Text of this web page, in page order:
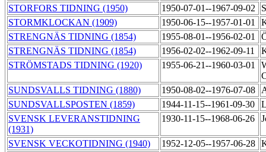
STORFORS TIDNING (1950) 1950-07-01--1967-09-02
STORMKLOCKAN (1909)
1950-06-15--1957-01-01
STRENGNÄS TIDNING (1854)
1955-08-01--1956-02-01
STRENGNÄS TIDNING (1854)
1956-02-02--1962-09-11
STRÖMSTADS TIDNING (1920)
1955-06-21--1960-03-01
SUNDSVALLS TIDNING (1880)
1950-08-02--1976-07-08
SUNDSVALLSPOSTEN (1859)
1944-11-15--1961-09-30
SVENSK LEVERANSTIDNING
(1931)
1930-11-15--1968-06-26
SVENSK VECKOTIDNING (1940) 1952-12-05--1957-06-28